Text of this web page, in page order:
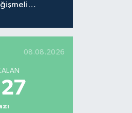
08.08.2026